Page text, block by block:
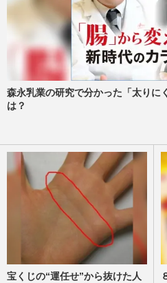
週刊女性2026年1月
高市早苗首相
済対策に国民
0%」を阻む麻
週刊女性PRIME
自民党・高市
落胆「石破や
週刊女性PRIME
森永乳業の研究で分かった「太りに
は？
宝くじの“運任せ”から抜けた人